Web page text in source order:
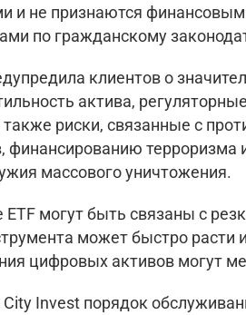
и не признаются
по гражданскому
клиентов о
актива,
риски, связанные с
терроризма
массового уничтожения.
могут быть связаны с
может быстро расти
цифровых активов могут
Invest порядок